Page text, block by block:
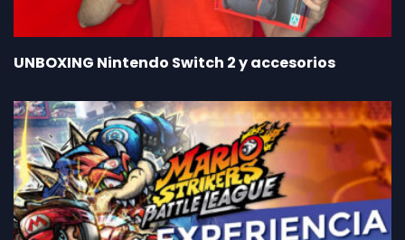
UNBOXING Nintendo Switch 2 y accesorios